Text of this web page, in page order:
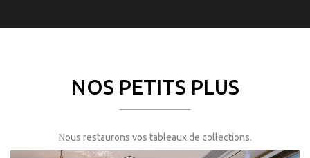
NOS PETITS PLUS
Nous restaurons vos tableaux de collections.